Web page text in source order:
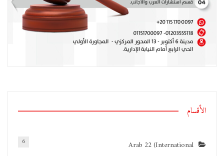
الأقسام
Arab 22 (International
6